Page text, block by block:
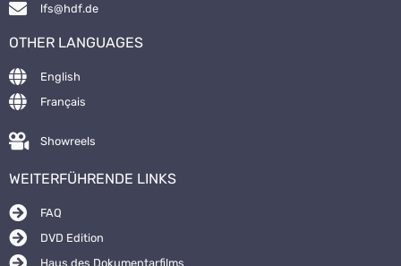
lfs@hdf.de
OTHER LANGUAGES
English
Français
Showreels
WEITERFÜHRENDE LINKS
FAQ
DVD Edition
Haus des Dokumentarfilms